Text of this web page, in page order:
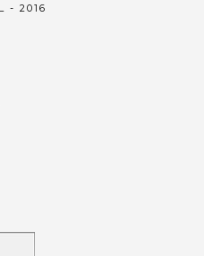
- 2016